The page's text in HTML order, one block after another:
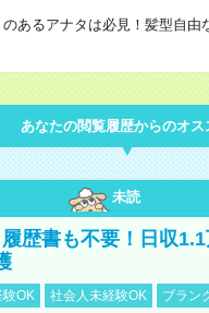
あるアナタは必見！髪型自由
あなたの閲覧履歴からのオス
未読
歴書も不要！日収
験OK 社会人未経験OK
ブラン